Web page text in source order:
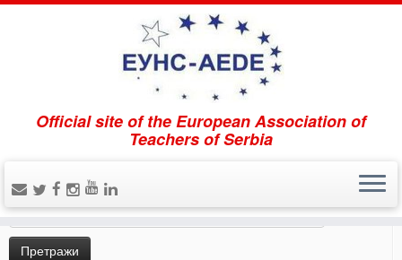
Official site of the European Association of
Teachers of Serbia
Home » Uncategorized » Časopis „Škola Evrope“,
Pretraži
Претрага
за: